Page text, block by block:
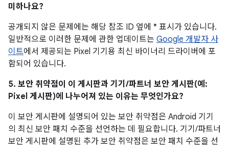
미하나요?
공개되지 않은 문제에는 해당 참조 ID 옆에 * 표시가 있습니다.
일반적으로 이러한 문제에 관한 업데이트는 Google 개발자 사
이트에서 제공되는 Pixel 기기용 최신 바이너리 드라이버에 포
함되어 있습니다.
5. 보안 취약점이 이 게시판과 기기/파트너 보안 게시판(예:
Pixel 게시판)에 나누어져 있는 이유는 무엇인가요?
이 보안 게시판에 설명되어 있는 보안 취약점은 Android 기기
의 최신 보안 패치 수준을 선언하는 데 필요합니다. 기기/파트너
보안 게시판에 설명된 추가 보안 취약점은 보안 패치 수준을 선